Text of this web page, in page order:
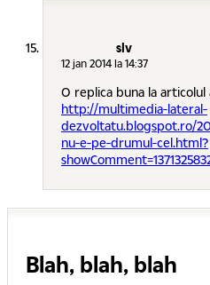
slv
12 jan 2014 la 14:37
O replica buna la articolul
http://multimedia-lateral-
dezvoltatu.blogspot.ro/
nu-e-pe-drumul-cel.html?
Blah, blah, blah